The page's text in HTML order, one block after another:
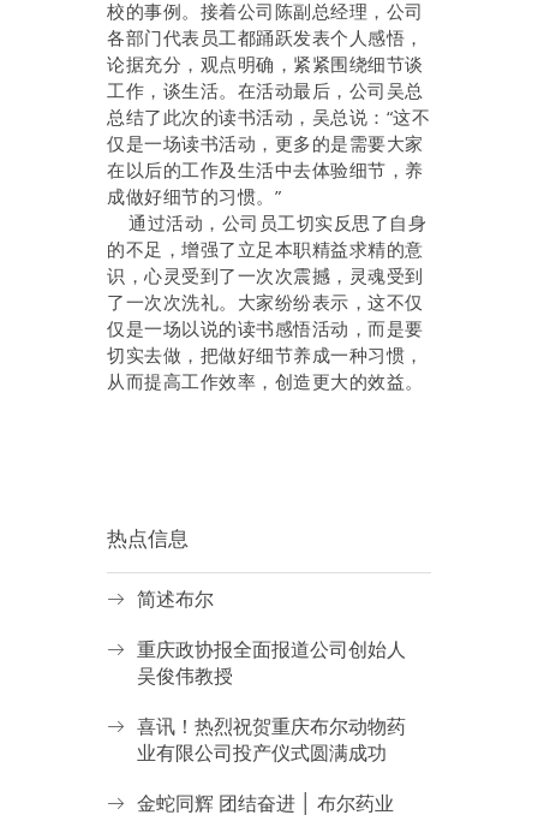
校的事例。接着公司陈副总经理，公司
各部门代表员工都踊跃发表个人感悟，
论据充分，观点明确，紧紧围绕细节谈
工作，谈生活。在活动最后，公司吴总
总结了此次的读书活动，吴总说：“这不
仅是一场读书活动，更多的是需要大家
在以后的工作及生活中去体验细节，养
成做好细节的习惯。”
通过活动，公司员工切实反思了自身
的不足，增强了立足本职精益求精的意
识，心灵受到了一次次震撼，灵魂受到
了一次次洗礼。大家纷纷表示，这不仅
仅是一场以说的读书感悟活动，而是要
切实去做，把做好细节养成一种习惯，
从而提高工作效率，创造更大的效益。
热点信息
简述布尔
重庆政协报全面报道公司创始人
吴俊伟教授
喜讯！热烈祝贺重庆布尔动物药
业有限公司投产仪式圆满成功
金蛇同辉 团结奋进 │ 布尔药业